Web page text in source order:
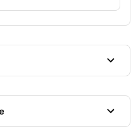
de livraison.